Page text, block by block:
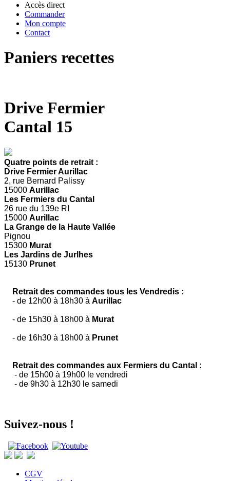
Accès direct
Commander
Mon compte
Contact
Paniers recettes
Drive Fermier
Cantal 15
Quatre points de retrait :
Drive Fermier Aurillac
2, rue Bernard Palissy
15000 Aurillac
Les Fermiers du Cantal
26 rue du 139e RI
15000 Aurillac
La Grange de la Haute Vallée
Pignou
15300 Murat
Les Jardins de Jurlhes
15130 Prunet
Retrait des commandes tous les Vendredis :
- de 12h00 à 18h30 à Aurillac
- de 15h30 à 18h00 à Murat
- de 16h30 à 18h00 à Prunet
Retrait des commandes aux Fermiers du Cantal :
- de 15h00 à 19h00 le vendredi
- de 9h30 à 12h30 le samedi
Suivez-nous !
CGV